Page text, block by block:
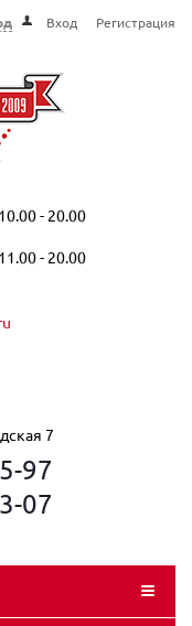
Вход Регистрация
- 20.00
- 20.00
7
97
07